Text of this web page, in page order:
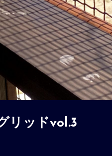
リッドvol.3